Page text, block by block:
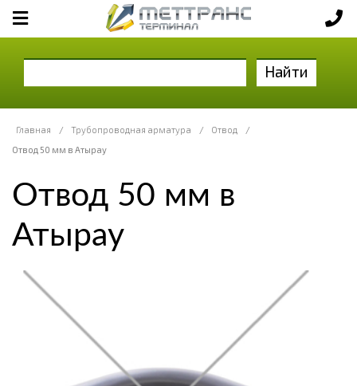
Найти
Главная / Трубопроводная арматура / Отвод
/
Отвод 50 мм в Атырау
Отвод 50 мм в
Атырау